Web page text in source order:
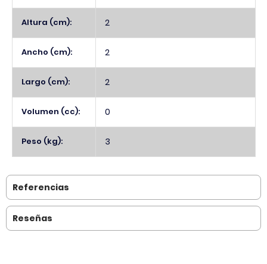
Altura (cm): 2
Ancho (cm): 2
Largo (cm): 2
Volumen (cc): 0
Peso (kg): 3
Referencias
Reseñas